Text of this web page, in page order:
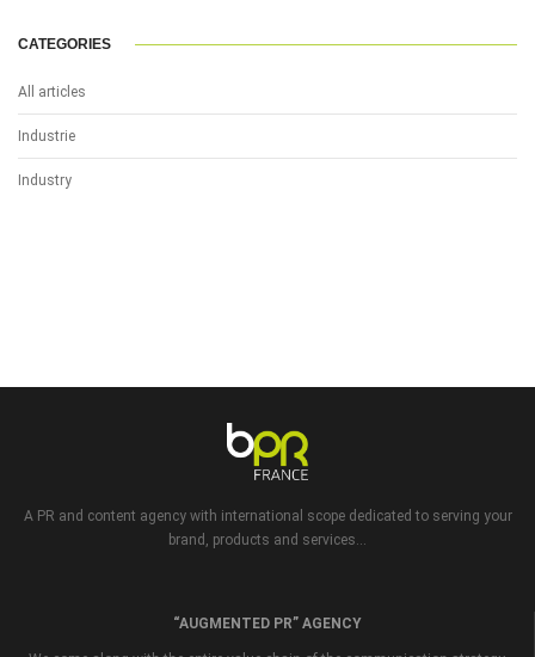
CATEGORIES
All articles
Industrie
Industry
A PR and content agency with international scope dedicated to serving your
brand, products and services...
“AUGMENTED PR” AGENCY